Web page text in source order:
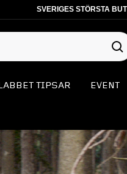
SVERIGES STÖRSTA
TIPSAR EVENT